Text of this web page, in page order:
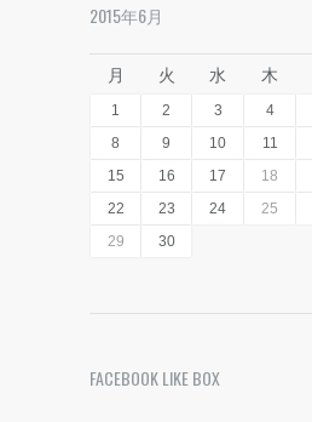
2015年6月
月 火 水 木
1 2 3 4
8
9 10 11
15
16 17 18
22
23 24 25
29
30
FACEBOOK LIKE BOX